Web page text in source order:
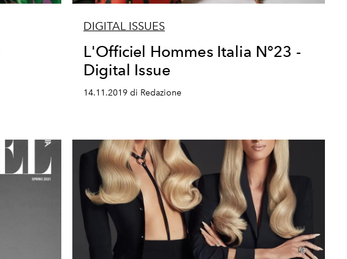
DIGITAL ISSUES
L'Officiel Hommes Italia N°23 -
Digital Issue
14.11.2019 di Redazione